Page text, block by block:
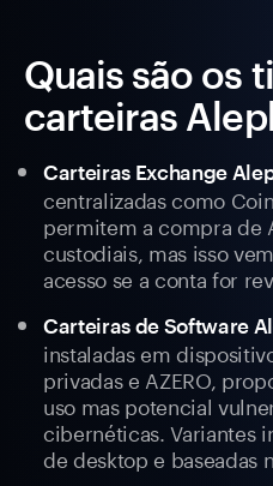
Quais são os
carteiras
Carteiras Exchange
centralizadas como
permitem a compra de
custodiais, mas isso
acesso se a conta for
Carteiras de Software
instaladas em
privadas e AZERO,
uso mas potencial
cibernéticas. Variantes
de desktop e baseadas